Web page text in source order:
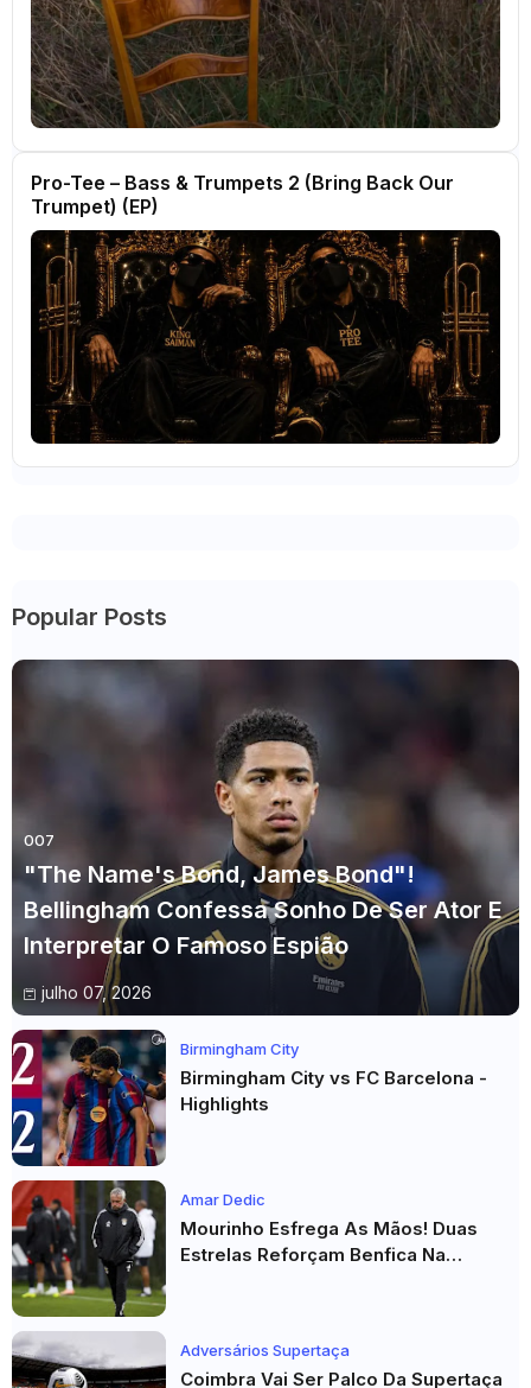
Pro-Tee – Bass & Trumpets 2 (Bring Back Our
Trumpet) (EP)
Popular Posts
007
"The Name's Bond, James Bond"!
Bellingham Confessa Sonho De Ser Ator E
Interpretar O Famoso Espião
julho 07, 2026
Birmingham City
Birmingham City vs FC Barcelona -
Highlights
Amar Dedic
Mourinho Esfrega As Mãos! Duas
Estrelas Reforçam Benfica Na
Adversários Supertaça
Coimbra Vai Ser Palco Da Supertaça